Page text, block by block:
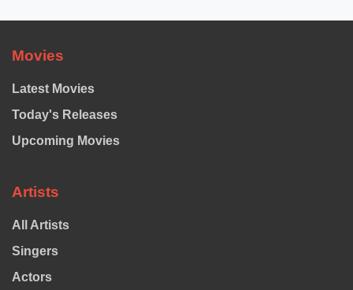
Movies
Latest Movies
Today's Releases
Upcoming Movies
Artists
All Artists
Singers
Actors